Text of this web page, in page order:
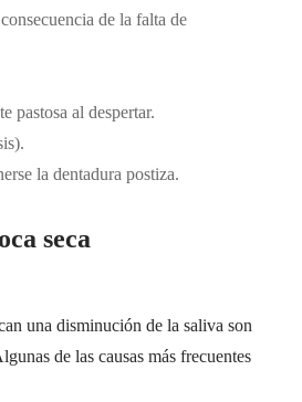
de la falta de
pastosa al despertar.
la dentadura postiza.
seca
una disminución de la saliva son
de las causas más frecuentes